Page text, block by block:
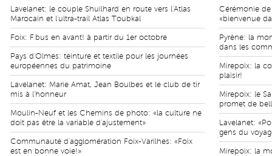
Lavelanet: le couple Shuilhard en route vers l'Atlas
Marocain et l'ultra-trail Atlas Toubkal
Foix: F'bus en avant! à partir du 1er octobre
Pays d'Olmes: teinture et textile pour les journées
européennes du patrimoine
Lavelanet: Marie Amat, Jean Boulbes et le club de tir
mis à l'honneur
Moulin-Neuf et les Chemins de photo: «la culture ne
doit pas être la variable d'ajustement»
Communauté d'agglomération Foix-Varilhes: «Foix
est en bonne voie!»
Cérémonie
«bienvenue
Pyrène: la
dans les
Mirepoix: la
plaisir!
Mirepoix: le
promet de
Lavelanet:
gens du
Mirepoix: la